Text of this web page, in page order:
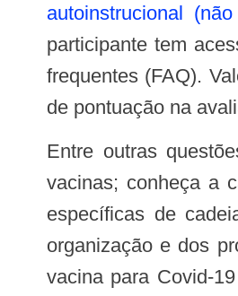
autoinstrucional
participante tem
frequentes (FAQ).
de pontuação na
Entre outras questões, ao final da formação, espera-se que o participante seja capaz de contextualizar a importância das
vacinas; conheça a
específicas de
organização e dos
vacina para Covid-